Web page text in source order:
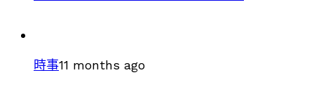
時事11 months ago